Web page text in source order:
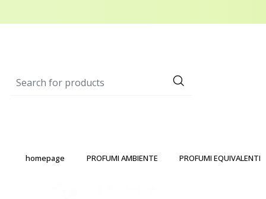
homepage PROFUMI AMBIENTE PROFUMI EQUIVALENTI